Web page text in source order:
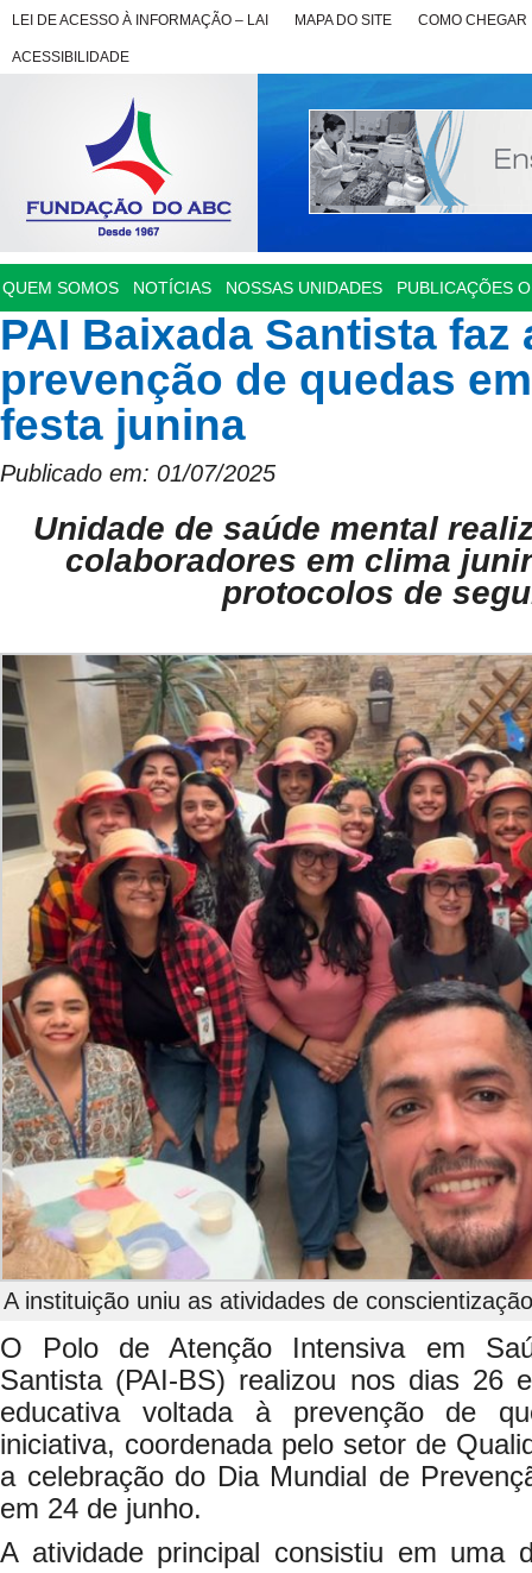
LEI DE ACESSO À INFORMAÇÃO – LAI MAPA DO SITE COMO CHEGAR
ACESSIBILIDADE
QUEM SOMOS NOTÍCIAS NOSSAS UNIDADES PUBLICAÇÕES
PAI Baixada Santista faz
prevenção de quedas
festa junina
Publicado em: 01/07/2025
Unidade de saúde mental
colaboradores em clima
protocolos de
A instituição uniu as atividades de
O Polo de Atenção Intensiva em
Santista (PAI-BS) realizou nos dias 26
educativa voltada à prevenção de
iniciativa, coordenada pelo setor de
a celebração do Dia Mundial de
em 24 de junho.
A atividade principal consistiu em uma